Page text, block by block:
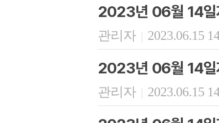
2023년 06월 14일
관리자 | 2023.06.15
2023년 06월 14일
관리자 | 2023.06.15